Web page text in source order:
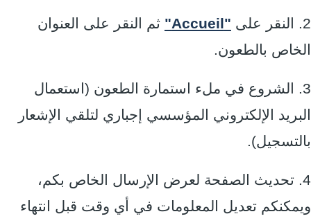
2. النقر على "Accueil"
ثم النقر على العنوان
الخاص بالطعون.
3. الشروع في ملء استمارة الطعون (استعمال
البريد الإلكتروني المؤسسي إجباري لتلقي الإشعار
بالتسجيل).
4. تحديث الصفحة لعرض الإرسال الخاص بكم،
ويمكنكم تعديل المعلومات في أي وقت قبل انتهاء